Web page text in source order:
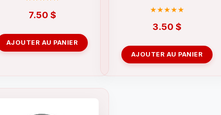
7.50 $
AJOUTER AU PANIER
3.50 $
AJOUTER AU PANIER